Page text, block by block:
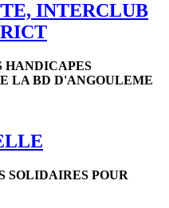
INTERCLUB
HANDICAPES
LA BD D'ANGOULEME
SOLIDAIRES POUR